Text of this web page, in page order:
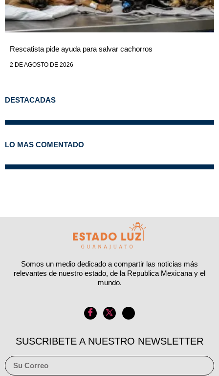
Rescatista pide ayuda para salvar cachorros
2 DE AGOSTO DE 2026
DESTACADAS
LO MAS COMENTADO
Somos un medio dedicado a compartir las noticias más
relevantes de nuestro estado, de la Republica Mexicana y el
mundo.
SUSCRIBETE A NUESTRO NEWSLETTER